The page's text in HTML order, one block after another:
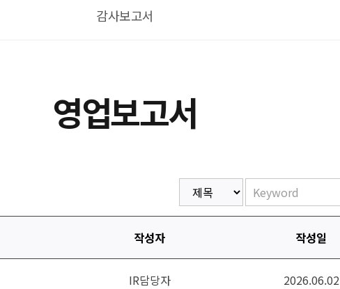
감사보고서
영업보고서
작성자 작성일
IR담당자 2026.06.02